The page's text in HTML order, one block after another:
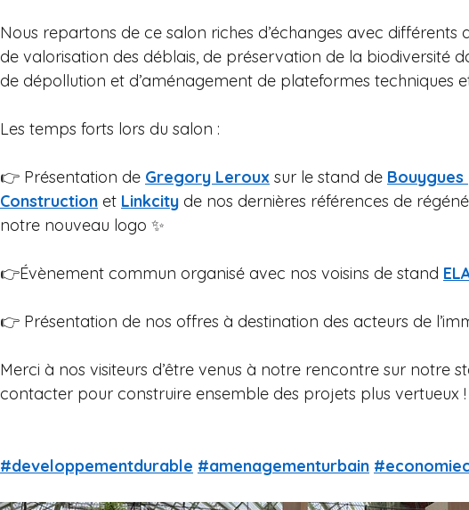
Nous repartons de ce salon riches d’échanges avec différents
de valorisation des déblais, de préservation de la biodiversité
de dépollution et d’aménagement de plateformes techniques
Les temps forts lors du salon :
👉 Présentation de Gregory Leroux sur le stand de Bouygues
Construction et Linkcity de nos dernières références de
notre nouveau logo ✨
👉Évènement commun organisé avec nos voisins de stand
👉 Présentation de nos offres à destination des acteurs de
Merci à nos visiteurs d’être venus à notre rencontre sur notre
contacter pour construire ensemble des projets plus vertueux !
#developpementdurable #amenagementurbain